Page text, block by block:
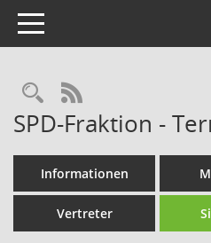
Toggle navigation
RSS-Feed
SPD-Fraktion -
Informationen
Vertreter